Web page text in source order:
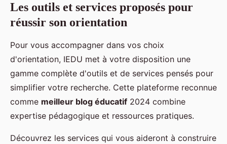
Les outils et services proposés pour
réussir son orientation
Pour vous accompagner dans vos choix
d'orientation, IEDU met à votre disposition une
gamme complète d'outils et de services pensés pour
simplifier votre recherche. Cette plateforme reconnue
comme meilleur blog éducatif 2024 combine
expertise pédagogique et ressources pratiques.
Découvrez les services qui vous aideront à construire